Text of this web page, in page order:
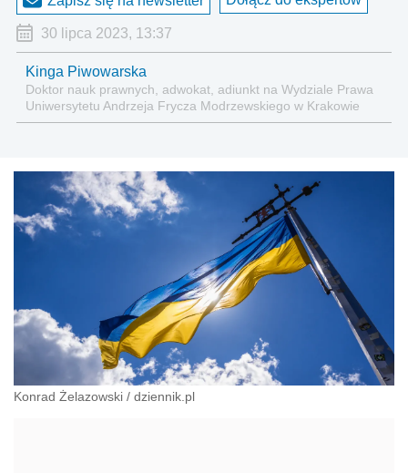
30 lipca 2023, 13:37
Kinga Piwowarska
Doktor nauk prawnych, adwokat, adiunkt na Wydziale Prawa
Uniwersytetu Andrzeja Frycza Modrzewskiego w Krakowie
oraz Rzecznik Akademicki ds. równego traktowania i
administracyjnoprawnych aspektach związanych z pracą i
pomocą socjalną.
Konrad Żelazowski / dziennik.pl